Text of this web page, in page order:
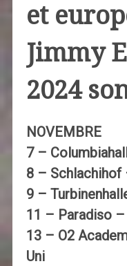
et
Jimmy
2024
NOVEMBRE
7 –
8 – Schlachihof
9 –
11 – Paradiso
13 – O2
Uni